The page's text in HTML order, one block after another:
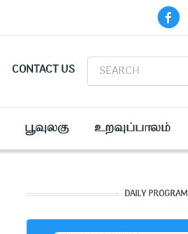
CONTACT US Search
பூவுலகு உறவுப்பாலம்
DAILY PROGRAM